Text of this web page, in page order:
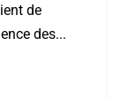
de
des...